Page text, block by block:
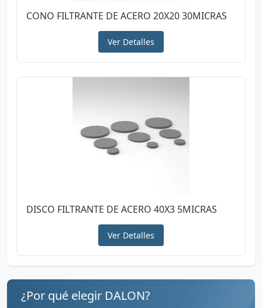
CONO FILTRANTE DE ACERO 20X20 30MICRAS
Ver Detalles
DISCO FILTRANTE DE ACERO 40X3 5MICRAS
Ver Detalles
¿Por qué elegir DALON?